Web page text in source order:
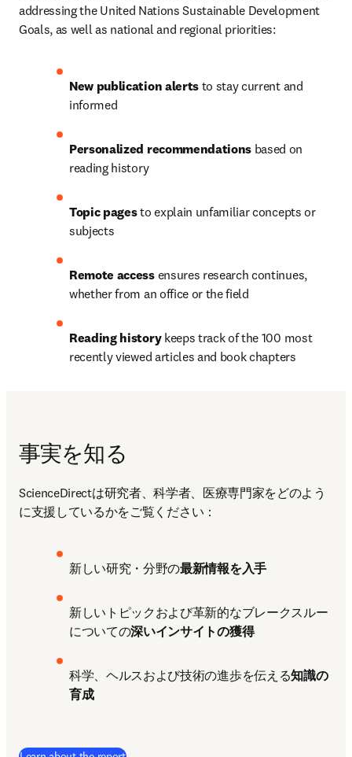
addressing the United Nations Sustainable Development
Goals, as well as national and regional priorities:
New publication alerts to stay current and
informed
Personalized recommendations based on
reading history
Topic pages to explain unfamiliar concepts or
subjects
Remote access ensures research continues,
whether from an office or the field
Reading history keeps track of the 100 most
recently viewed articles and book chapters
事実を知る
ScienceDirectは研究者、科学者、医療専門家をどのよう
に支援しているかをご覧ください：
新しい研究・分野の最新情報を入手
新しいトピックおよび革新的なブレークスルー
についての深いインサイトの獲得
科学、ヘルスおよび技術の進歩を伝える知識の
育成